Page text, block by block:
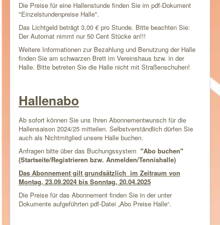
Die Preise für eine Hallenstunde finden Sie im pdf-Dokument
"Einzelstundenpreise Halle".
Das Lichtgeld beträgt 3,00 € pro Stunde. Bitte beachten Sie:
Der Automat nimmt nur 50 Cent Stücke an!!!
Weitere Informationen zur Bezahlung und Benutzung der Halle
finden Sie am schwarzen Brett im Vereinshaus bzw. in der
Halle. Bitte betreten Sie die Halle nicht mit Straßenschuhen!
Hallenabo
Ab sofort können Sie uns Ihren Abonnementwunsch für die
Hallensaison 2024/25 mitteilen. Selbstverständlich dürfen Sie
auch als Nichtmitglied unsere Halle buchen.
Anfragen bitte über das Buchungssystem "Abo buchen"
(Startseite/Registrieren bzw. Anmelden/Tennishalle)
Das Abonnement gilt grundsätzlich im Zeitraum von
Montag, 23.09.2024 bis Sonntag, 20.04.2025
Die Preise für das Abonnement finden Sie in der unter
Dokumente aufgeführten pdf-Datei „Abo Preise Halle“.